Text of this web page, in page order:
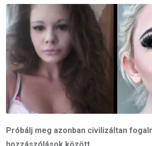
Próbálj meg azonban civilizáltan